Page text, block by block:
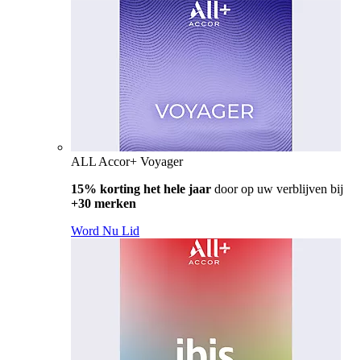
ALL Accor+ Voyager
15% korting het hele jaar door op uw verblijven bij
+30 merken
Word Nu Lid